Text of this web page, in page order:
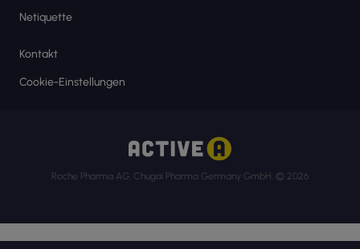
Roche Pharma AG, Chugai Pharma Germany GmbH. © 2026
Netiquette
Kontakt
Cookie-Einstellungen